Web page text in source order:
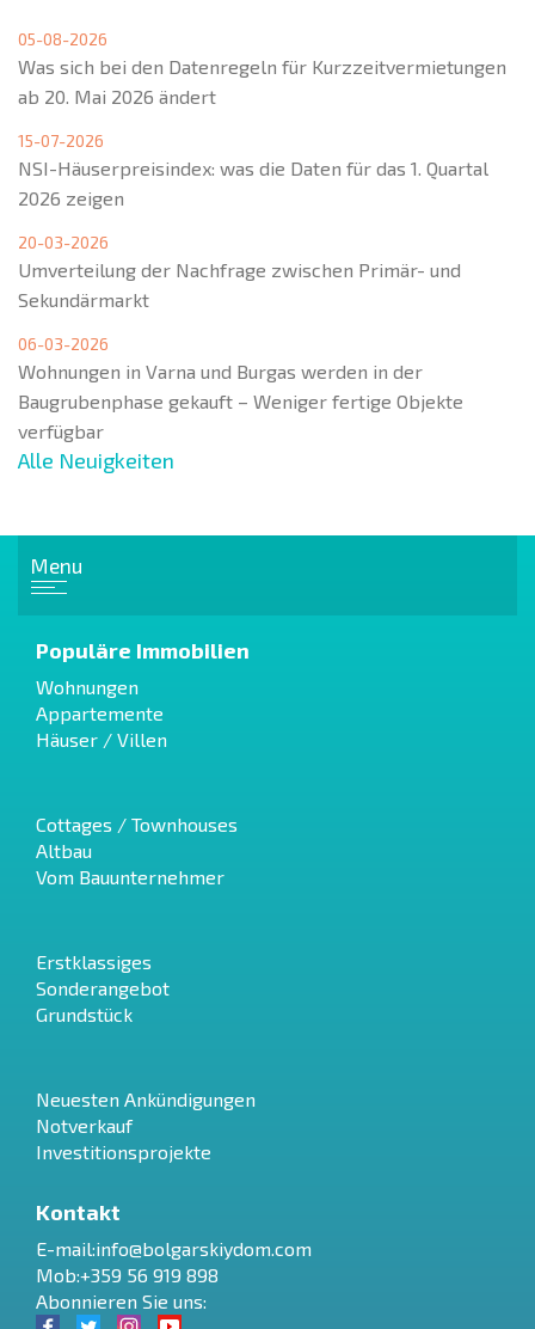
05-08-2026
Was sich bei den Datenregeln für Kurzzeitvermietungen
ab 20. Mai 2026 ändert
15-07-2026
NSI-Häuserpreisindex: was die Daten für das 1. Quartal
2026 zeigen
20-03-2026
Umverteilung der Nachfrage zwischen Primär- und
Sekundärmarkt
06-03-2026
Wohnungen in Varna und Burgas werden in der
Baugrubenphase gekauft – Weniger fertige Objekte
verfügbar
Alle Neuigkeiten
Menu
Populäre Immobilien
Wohnungen
Appartemente
Häuser / Villen
Cottages / Townhouses
Altbau
Vom Bauunternehmer
Erstklassiges
Sonderangebot
Grundstück
Neuesten Ankündigungen
Notverkauf
Investitionsprojekte
Kontakt
E-mail:info@bolgarskiydom.com
Mob:+359 56 919 898
Abonnieren Sie uns: